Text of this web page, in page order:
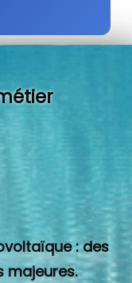
: des
majeures.